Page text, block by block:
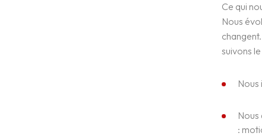
Centres
Ce qui
Nous
suivons
Nous
: